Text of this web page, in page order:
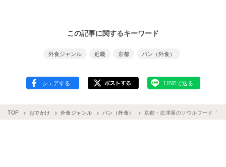
この記事に関するキーワード
外食ジャンル 近畿 京都 パン（外食）
TOP おでかけ 外食ジャンル パン（外食） 京都・志津屋のソウルフード「カ